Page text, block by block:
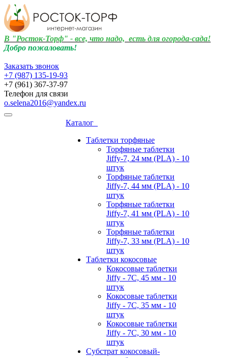
В "Росток-Торф" - все, что надо, есть для огорода-сада!
Добро пожаловать!
Заказать звонок
+7 (987) 135-19-93
+7 (961) 367-37-97
Телефон для связи
o.selena2016@yandex.ru
Каталог
Таблетки торфяные
Торфяные таблетки
Jiffy-7, 24 мм (PLA) - 10
штук
Торфяные таблетки
Jiffy-7, 44 мм (PLA) - 10
штук
Торфяные таблетки
Jiffy-7, 41 мм (PLA) - 10
штук
Торфяные таблетки
Jiffy-7, 33 мм (PLA) - 10
штук
Таблетки кокосовые
Кокосовые таблетки
Jiffy - 7C, 45 мм - 10
штук
Кокосовые таблетки
Jiffy - 7C, 35 мм - 10
штук
Кокосовые таблетки
Jiffy - 7C, 30 мм - 10
штук
Субстрат кокосовый-